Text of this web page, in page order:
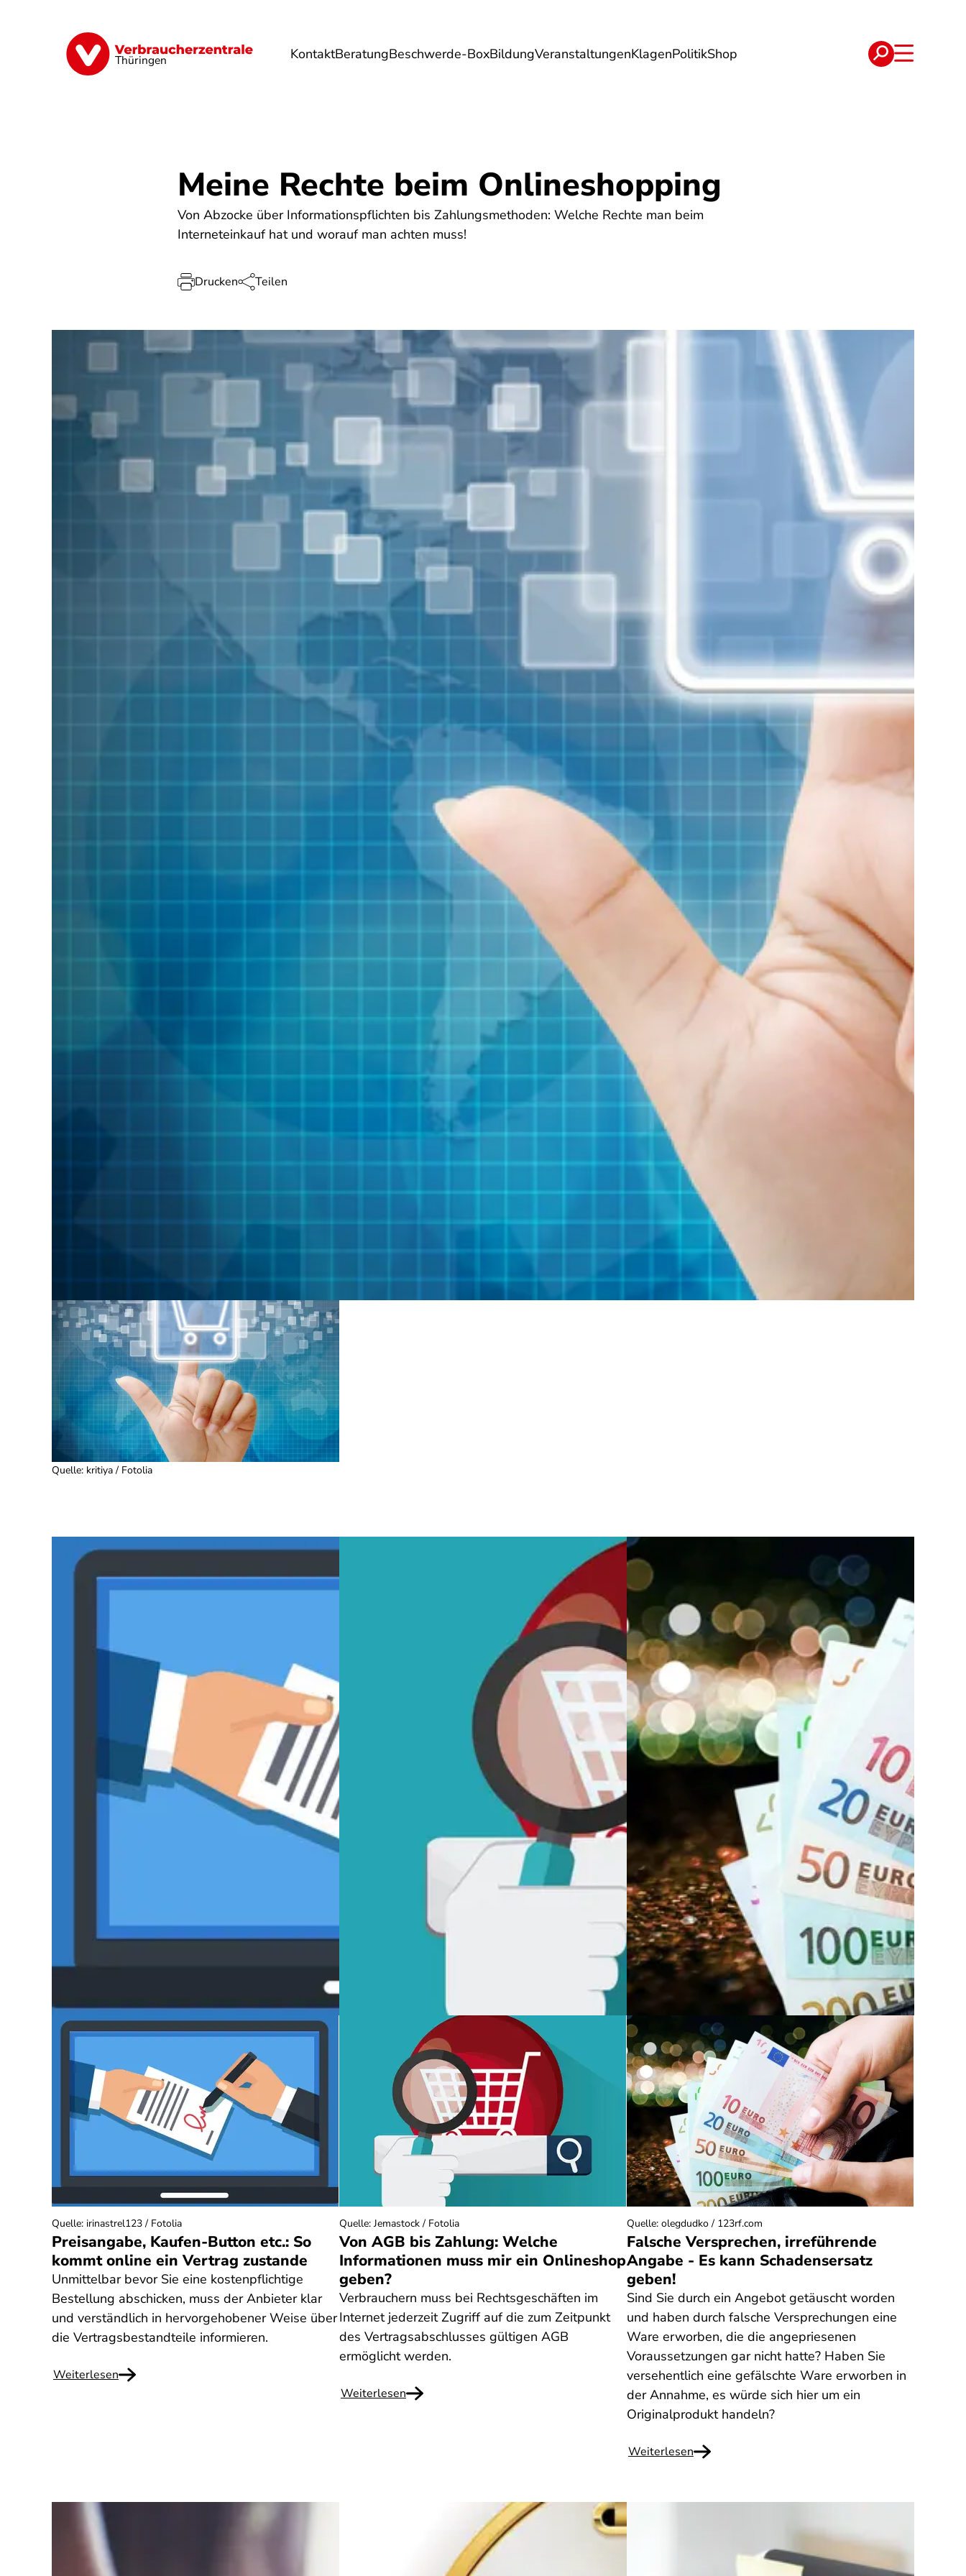
Thüringen KontaktBeratungBeschwerde-BoxBildungVeranstaltungenKlagenPolitikShop
Finanzen Digitales Lebensmittel Umwelt Gesundheit Energie Reise Verträge
Meine Rechte beim Onlineshopping
Von Abzocke über Informationspflichten bis Zahlungsmethoden: Welche Rechte man beim
Interneteinkauf hat und worauf man achten muss!
Drucken Teilen
Quelle: kritiya / Fotolia
Preisangabe, Kaufen-Button etc.: So
kommt online ein Vertrag zustande
Unmittelbar bevor Sie eine kostenpflichtige
Bestellung abschicken, muss der Anbieter klar
und verständlich in hervorgehobener Weise über
die Vertragsbestandteile informieren.
Weiterlesen
Quelle: irinastrel123 / Fotolia
Von AGB bis Zahlung: Welche
Informationen muss mir ein Onlineshop
geben?
Verbrauchern muss bei Rechtsgeschäften im
Internet jederzeit Zugriff auf die zum Zeitpunkt
des Vertragsabschlusses gültigen AGB
ermöglicht werden.
Weiterlesen
Quelle: Jemastock / Fotolia
Falsche Versprechen, irreführende
Angabe - Es kann Schadensersatz
geben!
Sind Sie durch ein Angebot getäuscht worden
und haben durch falsche Versprechungen eine
Ware erworben, die die angepriesenen
Voraussetzungen gar nicht hatte? Haben Sie
versehentlich eine gefälschte Ware erworben in
der Annahme, es würde sich hier um ein
Originalprodukt handeln?
Weiterlesen
Quelle: olegdudko / 123rf.com